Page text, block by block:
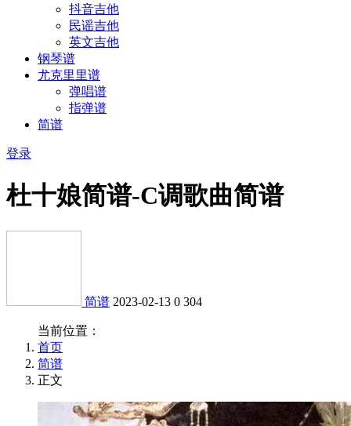
抖音吉他
民谣吉他
英文吉他
钢琴谱
尤克里里谱
弹唱谱
指弹谱
简谱
登录
杜十娘简谱-C调歌曲简谱
简谱 2023-02-13 0 304
当前位置：
首页
简谱
正文